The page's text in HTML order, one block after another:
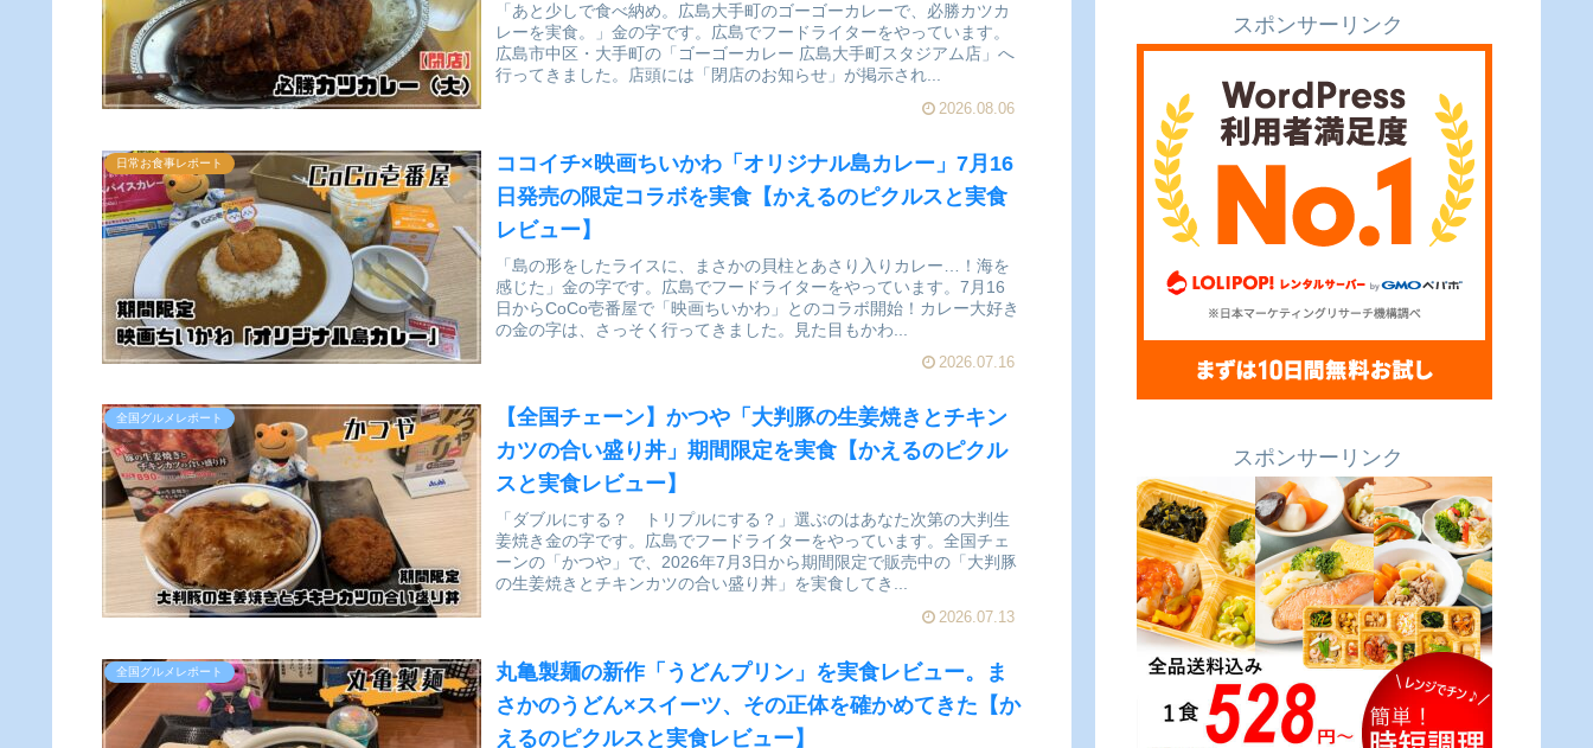
「あと少しで食べ納め。広島大手町のゴーゴーカレーで、必勝カツカ
レーを実食。」金の字です。広島でフードライターをやっています。
広島市中区・大手町の「ゴーゴーカレー 広島大手町スタジアム店」へ
行ってきました。店頭には「閉店のお知らせ」が掲示され...
2026.08.06
日常お食事レポート
ココイチ×映画ちいかわ「オリジナル島カレー」7月16
日発売の限定コラボを実食【かえるのピクルスと実食
レビュー】
「島の形をしたライスに、まさかの貝柱とあさり入りカレー…！海を
感じた」金の字です。広島でフードライターをやっています。7月16
日からCoCo壱番屋で「映画ちいかわ」とのコラボ開始！カレー大好き
の金の字は、さっそく行ってきました。見た目もかわ...
2026.07.16
全国グルメレポート
【全国チェーン】かつや「大判豚の生姜焼きとチキン
カツの合い盛り丼」期間限定を実食【かえるのピクル
スと実食レビュー】
「ダブルにする？ トリプルにする？」選ぶのはあなた次第の大判生
姜焼き金の字です。広島でフードライターをやっています。全国チェ
ーンの「かつや」で、2026年7月3日から期間限定で販売中の「大判豚
の生姜焼きとチキンカツの合い盛り丼」を実食してき...
2026.07.13
全国グルメレポート
丸亀製麺の新作「うどんプリン」を実食レビュー。ま
さかのうどん×スイーツ、その正体を確かめてきた【か
えるのピクルスと実食レビュー】
スポンサーリンク
スポンサーリンク